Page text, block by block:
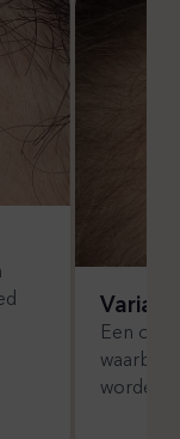
Een
waarbij
worden